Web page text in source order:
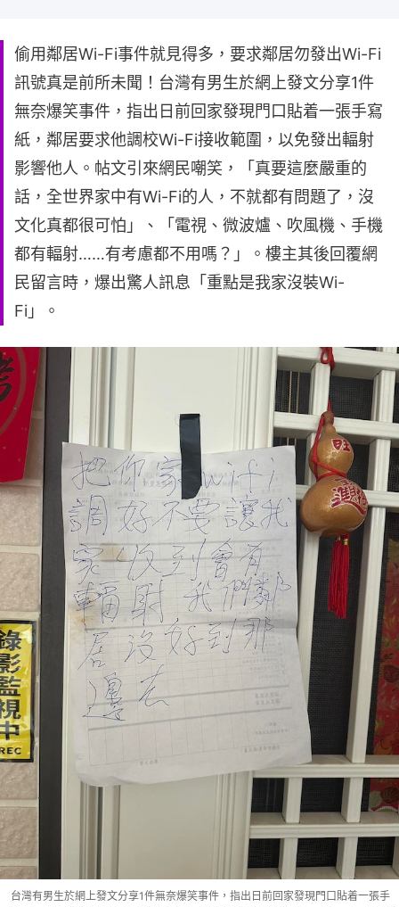
偷用鄰居Wi-Fi事件就見得多，要求鄰居勿發出Wi-Fi
訊號真是前所未聞！台灣有男生於網上發文分享1件
無奈爆笑事件，指出日前回家發現門口貼着一張手寫
紙，鄰居要求他調校Wi-Fi接收範圍，以免發出輻射
影響他人。帖文引來網民嘲笑，「真要這麼嚴重的
話，全世界家中有Wi-Fi的人，不就都有問題了，沒
文化真都很可怕」、「電視、微波爐、吹風機、手機
都有輻射……有考慮都不用嗎？」。樓主其後回覆網
民留言時，爆出驚人訊息「重點是我家沒裝Wi-
Fi」。
台灣有男生於網上發文分享1件無奈爆笑事件，指出日前回家發現門口貼着一張手